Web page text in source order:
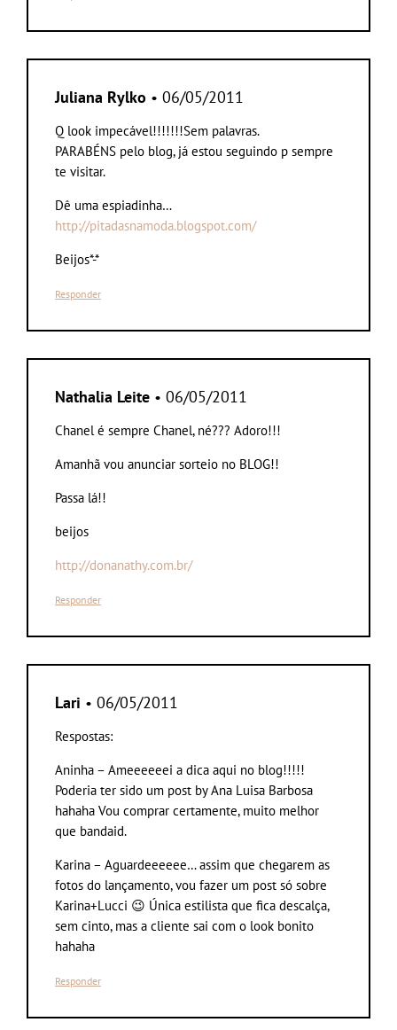
Juliana Rylko • 06/05/2011
Q look impecável!!!!!!!Sem palavras.
PARABÉNS pelo blog, já estou seguindo p sempre
te visitar.
Dê uma espiadinha…
http://pitadasnamoda.blogspot.com/
Beijos*-*
Responder
Nathalia Leite • 06/05/2011
Chanel é sempre Chanel, né??? Adoro!!!
Amanhã vou anunciar sorteio no BLOG!!
Passa lá!!
beijos
http://donanathy.com.br/
Responder
Lari • 06/05/2011
Respostas:
Aninha – Ameeeeeei a dica aqui no blog!!!!!
Poderia ter sido um post by Ana Luisa Barbosa
hahaha Vou comprar certamente, muito melhor
que bandaid.
Karina – Aguardeeeeee… assim que chegarem as
fotos do lançamento, vou fazer um post só sobre
Karina+Lucci 😉 Única estilista que fica descalça,
sem cinto, mas a cliente sai com o look bonito
hahaha
Responder